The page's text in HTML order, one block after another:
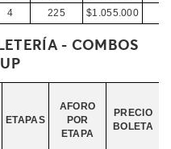
4
225 $1.055.000
- COMBOS
ETAPAS
AFORO
POR
ETAPA
PRECIO
BOLETA